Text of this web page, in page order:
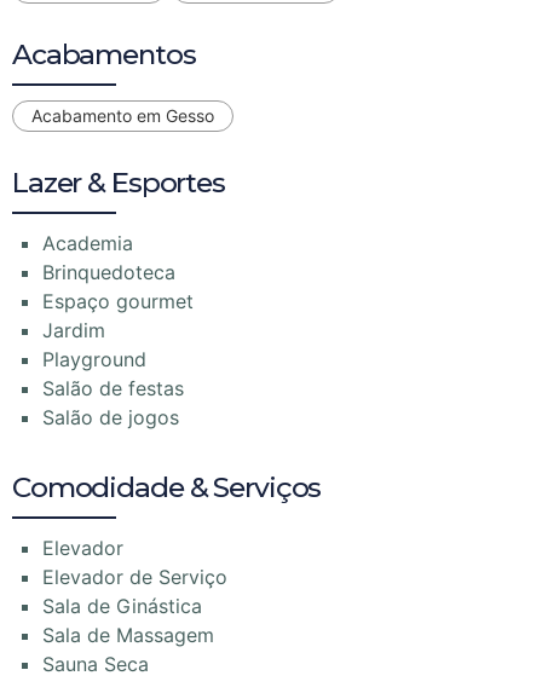
Acabamentos
Acabamento em Gesso
Lazer & Esportes
Academia
Brinquedoteca
Espaço gourmet
Jardim
Playground
Salão de festas
Salão de jogos
Comodidade & Serviços
Elevador
Elevador de Serviço
Sala de Ginástica
Sala de Massagem
Sauna Seca